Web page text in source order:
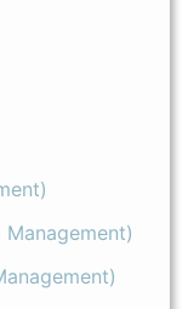
Management)